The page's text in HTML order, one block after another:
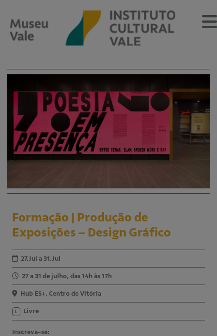
O Museu
Museu Vale Extramuros
Sobre o Instituto Cultural Vale
Estrutura Organizacional
Centro de Memória
Educativo
Workshops
Publicações
Editais
Fale conosco
Formação | Produção de
Exposições – Design Gráfico
27.Jul a 31.Jul
27 a 31 de julho, das 14h às 17h
Hub ES+, Centro de Vitória
L Livre
Inscreva-se: